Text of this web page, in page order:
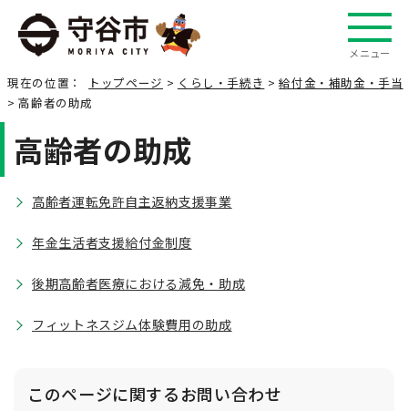
メニュー
現在の位置： トップページ > くらし・手続き >給付金・補助金・手当
> 高齢者の助成
高齢者の助成
高齢者運転免許自主返納支援事業
年金生活者支援給付金制度
後期高齢者医療における減免・助成
フィットネスジム体験費用の助成
このページに関するお問い合わせ